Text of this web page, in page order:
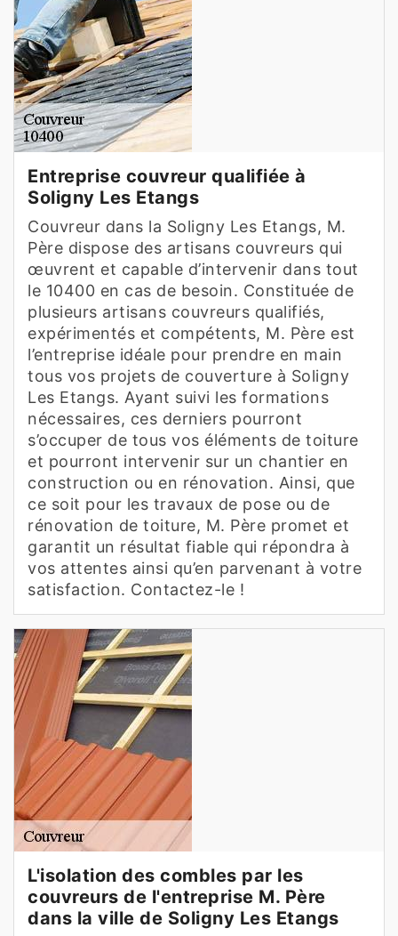
Entreprise couvreur qualifiée à
Soligny Les Etangs
Couvreur dans la Soligny Les Etangs, M.
Père dispose des artisans couvreurs qui
œuvrent et capable d’intervenir dans tout
le 10400 en cas de besoin. Constituée de
plusieurs artisans couvreurs qualifiés,
expérimentés et compétents, M. Père est
l’entreprise idéale pour prendre en main
tous vos projets de couverture à Soligny
Les Etangs. Ayant suivi les formations
nécessaires, ces derniers pourront
s’occuper de tous vos éléments de toiture
et pourront intervenir sur un chantier en
construction ou en rénovation. Ainsi, que
ce soit pour les travaux de pose ou de
rénovation de toiture, M. Père promet et
garantit un résultat fiable qui répondra à
vos attentes ainsi qu’en parvenant à votre
satisfaction. Contactez-le !
L'isolation des combles par les
couvreurs de l'entreprise M. Père
dans la ville de Soligny Les Etangs